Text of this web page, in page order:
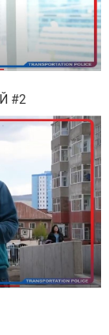
#2